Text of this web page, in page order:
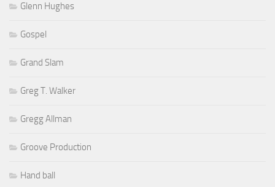
Glenn Hughes
Gospel
Grand Slam
Greg T. Walker
Gregg Allman
Groove Production
Hand ball